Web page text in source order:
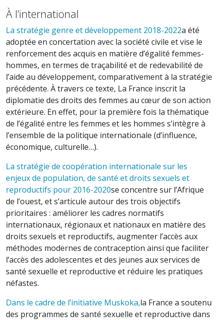
À l’international
La stratégie genre et développement 2018-2022a été
adoptée en concertation avec la société civile et vise le
renforcement des acquis en matière d’égalité femmes-
hommes, en termes de traçabilité et de redevabilité de
l’aide au développement, comparativement à la stratégie
précédente. À travers ce texte, La France inscrit la
diplomatie des droits des femmes au cœur de son action
extérieure. En effet, pour la première fois la thématique
de l’égalité entre les femmes et les hommes s’intègre à
l’ensemble de la politique internationale (d’influence,
économique, culturelle…).
La stratégie de coopération internationale sur les
enjeux de population, de santé et droits sexuels et
reproductifs pour 2016-2020se concentre sur l’Afrique
de l’ouest, et s’articule autour des trois objectifs
prioritaires : améliorer les cadres normatifs
internationaux, régionaux et nationaux en matière des
droits sexuels et reproductifs, augmenter l’accès aux
méthodes modernes de contraception ainsi que faciliter
l’accès des adolescentes et des jeunes aux services de
santé sexuelle et reproductive et réduire les pratiques
néfastes.
Dans le cadre de l’initiative Muskoka,la France a soutenu
des programmes de santé sexuelle et reproductive dans